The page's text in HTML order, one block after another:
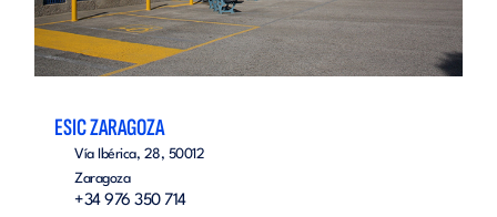
ESIC ZARAGOZA
Vía Ibérica, 28, 50012
Zaragoza
+34 976 350 714